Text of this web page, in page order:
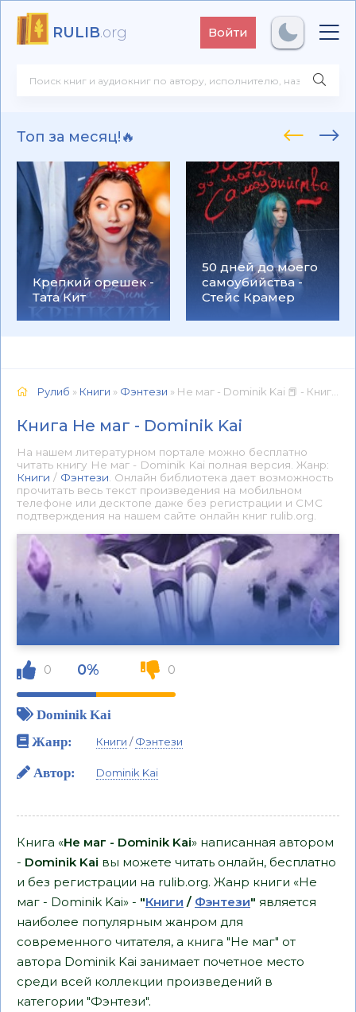
RULIB.org Войти
Топ за месяц!🔥
Крепкий орешек -
Тата Кит
50 дней до моего
самоубийства -
Стейс Крамер
Рулиб » Книги » Фэнтези » Не маг - Dominik Kai 📕 - Книга онлайн бесплатно
Книга Не маг - Dominik Kai
На нашем литературном портале можно бесплатно
читать книгу Не маг - Dominik Kai полная версия. Жанр:
Книги / Фэнтези . Онлайн библиотека дает возможность
прочитать весь текст произведения на мобильном
телефоне или десктопе даже без регистрации и СМС
подтверждения на нашем сайте онлайн книг rulib.org.
0 0% 0
Dominik Kai
Жанр:
Книги /Фэнтези
Автор: Dominik Kai
Книга «Не маг - Dominik Kai» написанная автором
- Dominik Kai вы можете читать онлайн, бесплатно
и без регистрации на rulib.org. Жанр книги «Не
маг - Dominik Kai» - "Книги / Фэнтези" является
наиболее популярным жанром для
современного читателя, а книга "Не маг" от
автора Dominik Kai занимает почетное место
среди всей коллекции произведений в
категории "Фэнтези".